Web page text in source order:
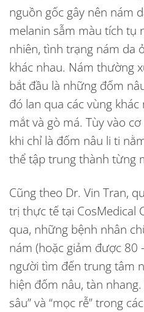
nguồn gốc gây nên nám
melanin sẫm màu tích tụ
nhiên, tình trạng nám da
khác nhau. Nám thường
bắt đầu là những đốm
đó lan qua các vùng
mắt và gò má. Tùy vào
khi chỉ là đốm nâu li ti
thể tập trung thành từng
Cũng theo Dr. Vin Tran,
trị thực tế tại CosMedical
qua, những bệnh nhân
nám (hoặc giảm được 80
người tìm đến trung tâm
hiện đốm nâu, tàn
sâu” và “mọc rễ” trong